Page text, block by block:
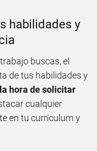
habilidades y
buscas, el
de tus habilidades y
hora de solicitar
cualquier
en tu currículum y